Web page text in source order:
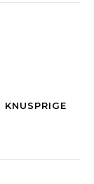
KNUSPRIGE